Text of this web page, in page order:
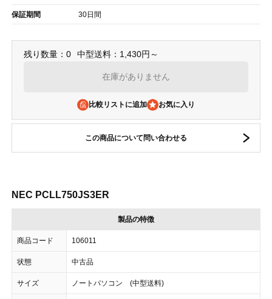
保証期間 30日間
残り数量：0 中型送料：1,430円～
在庫がありません
比較リストに追加
この商品について問い合わせる
NEC PCLL750JS3ER
製品の特徴
商品コード 106011
状態 中古品
サイズ ノートパソコン (中型送料)